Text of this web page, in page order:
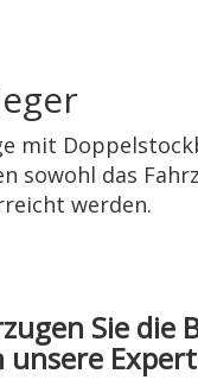
mit
sowohl das
werden.
Sie die
unsere